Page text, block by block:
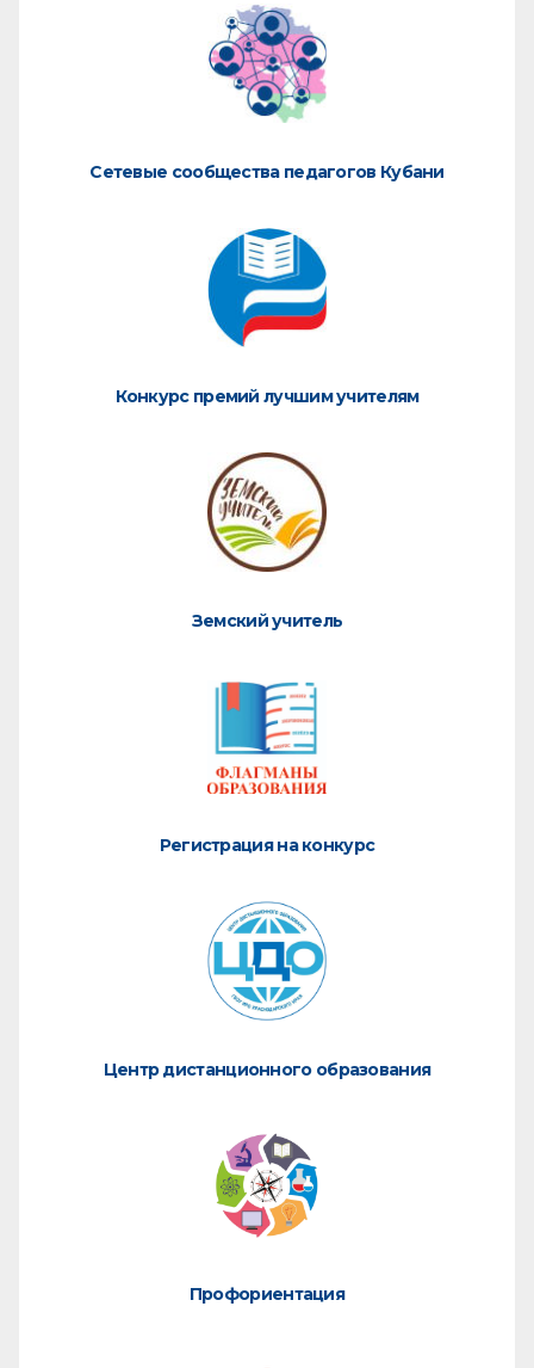
Сетевые сообщества педагогов Кубани
Конкурс премий лучшим учителям
Земский учитель
Регистрация на конкурс
Центр дистанционного образования
Профориентация